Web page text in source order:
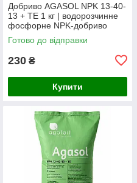
Добриво AGASOL NPK 13-40-
13 + TE 1 кг | водорозчинне
фосфорне NPK-добриво
Готово до відправки
230 ₴
Купити